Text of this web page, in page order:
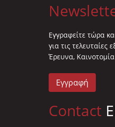
Eγγραφείτε τώρα
για τις τελευταίες
Έρευνα,
Εγγραφή
Contact